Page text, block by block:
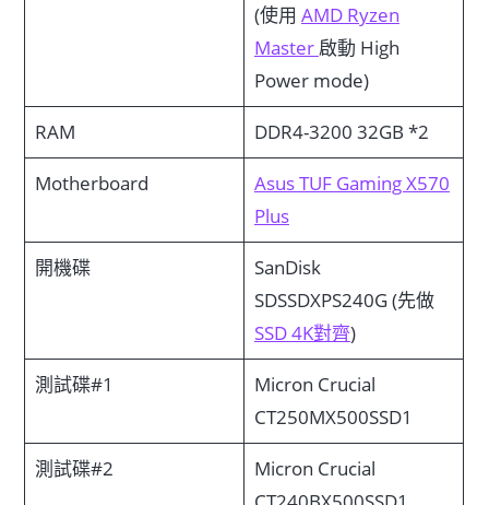
(使用 AMD Ryzen
Master啟動 High
Power mode)
RAM DDR4-3200 32GB *2
Motherboard
Asus TUF Gaming X570
Plus
開機碟
SanDisk
SDSSDXPS240G (先做
SSD 4K對齊)
測試碟#1
Micron Crucial
CT250MX500SSD1
測試碟#2
Micron Crucial